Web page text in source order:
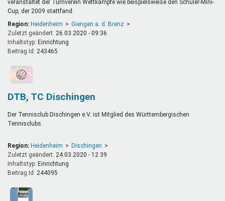
veranstaltet der Turnverein Wettkämpfe wie beispielsweise den Schüler-Mini-
Cup, der 2009 stattfand.
Region: Heidenheim
Giengen a. d. Brenz
Zuletzt geändert: 26.03.2020 - 09:36
Inhaltstyp:
einrichtung
Beitrag Id: 243465
DTB, TC Dischingen
Der Tennisclub Dischingen e.V. ist Mitglied des Württembergischen
Tennisclubs.
Region: Heidenheim
Dischingen
Zuletzt geändert: 24.03.2020 - 12:39
Inhaltstyp:
einrichtung
Beitrag Id: 244095